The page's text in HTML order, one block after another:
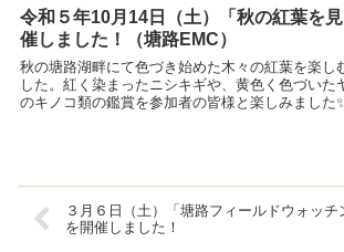
令和５年10月14日（土）「秋の紅葉を
催しました！（塘路EMC）
秋の塘路湖畔にて色づき始めた木々の紅葉を楽し
した。紅く染まったニシキギや、黄色く色づいた
のキノコ類の鑑賞を参加者の皆様と楽しみました
トラクターである講師から、朝ドラ「らんまん」
３月６日（土）「塘路フィールドウォッチ
を開催しました！